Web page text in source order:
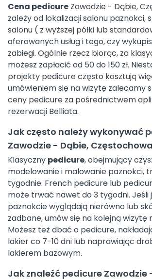
Cena pedicure Zawodzie - Dąbie,
zależy od lokalizacji salonu paznokci,
salonu ( z wyższej półki lub
oferowanych usług i tego, czy
zabiegi. Ogólnie rzecz biorąc, za
możesz zapłacić od 50 do 150 zł.
projekty pedicure często kosztują
umówieniem się na wizytę zalecamy
ceny pedicure za pośrednictwem
rezerwacji Belliata.
Jak często należy wykonywać
Zawodzie - Dąbie,
Klasyczny pedicure, obejmujący
modelowanie i malowanie paznokci,
tygodnie. French pedicure lub
może trwać nawet do 3 tygodni. Jeśli
paznokcie wyglądają nierówno lub
zadbane, umów się na kolejną wizytę
Możesz też dbać o pedicure,
lakier co 7-10 dni lub naprawiając
lakierem bazowym.
Jak znaleźć pedicure Zawodzie